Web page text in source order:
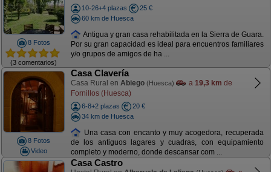
8 Fotos
(3 comentarios)
10-26+4 plazas
25 €
60 km de Huesca
Antigua y gran casa rehabilitada en la Sierra de Guara.
Por su gran capacidad es ideal para encuentros familiares
y/o grupos de amigos de ha ...
8 Fotos
Video
Casa Clavería
Casa Rural en Abiego (Huesca) a 19,3 km de
Fornillos (Huesca)
6-8+2 plazas
20 €
34 km de Huesca
Una casa con encanto y muy acogedora, recuperada
de los antiguos lagares y cuadras, con equipamiento
completo y moderno, donde descansar com ...
Casa Castro